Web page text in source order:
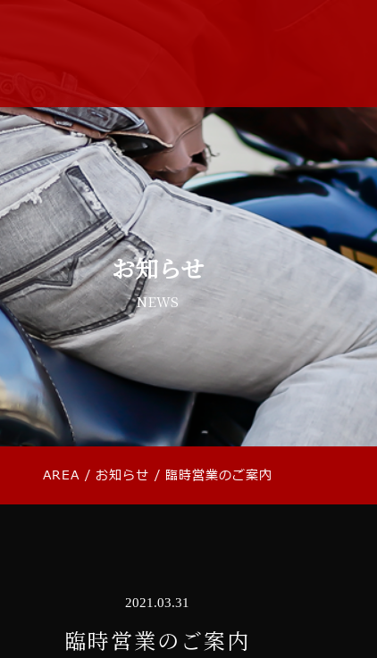
お知らせ
NEWS
AREA / お知らせ / 臨時営業のご案内
2021.03.31
臨時営業のご案内